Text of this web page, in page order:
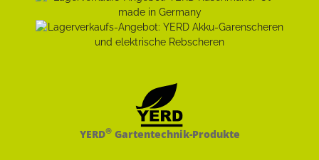
YERD®Gartentechnik-Produkte